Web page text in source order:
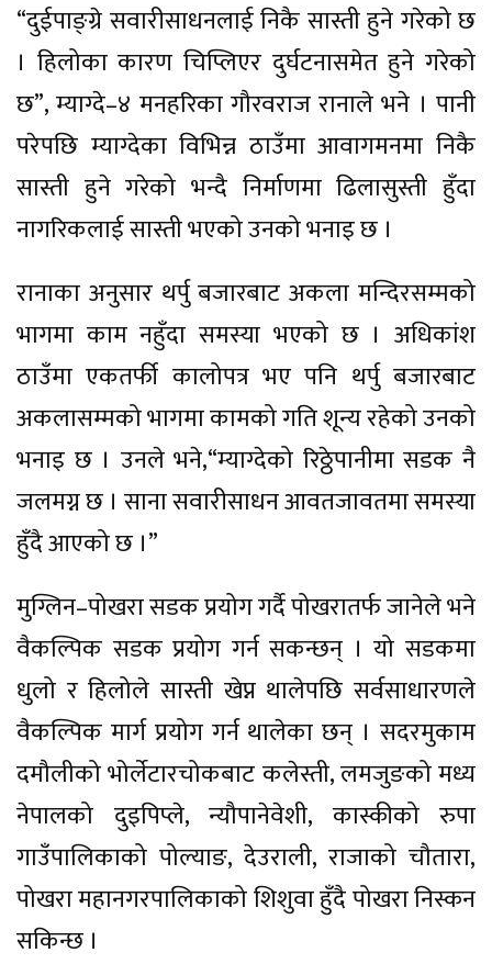
“दुईपाङ्ग्रे सवारीसाधनलाई निकै सास्ती हुने गरेको छ
। हिलोका कारण चिप्लिएर दुर्घटनासमेत हुने गरेको
छ”, म्याग्दे–४ मनहरिका गौरवराज रानाले भने । पानी
परेपछि म्याग्देका विभिन्न ठाउँमा आवागमनमा निकै
सास्ती हुने गरेको भन्दै निर्माणमा ढिलासुस्ती हुँदा
नागरिकलाई सास्ती भएको उनको भनाइ छ ।
रानाका अनुसार थर्पु बजारबाट अकला मन्दिरसम्मको
भागमा काम नहुँदा समस्या भएको छ । अधिकांश
ठाउँमा एकतर्फी कालोपत्र भए पनि थर्पु बजारबाट
अकलासम्मको भागमा कामको गति शून्य रहेको उनको
भनाइ छ । उनले भने,“म्याग्देको रिठ्ठेपानीमा सडक नै
जलमग्न छ । साना सवारीसाधन आवतजावतमा समस्या
हुँदै आएको छ ।”
मुग्लिन–पोखरा सडक प्रयोग गर्दै पोखरातर्फ जानेले भने
वैकल्पिक सडक प्रयोग गर्न सकन्छन् । यो सडकमा
धुलो र हिलोले सास्ती खेप्न थालेपछि सर्वसाधारणले
वैकल्पिक मार्ग प्रयोग गर्न थालेका छन् । सदरमुकाम
दमौलीको भोर्लेटारचोकबाट कलेस्ती, लमजुङको मध्य
नेपालको दुइपिप्ले, न्यौपानेवेशी, कास्कीको रुपा
गाउँपालिकाको पोल्याङ, देउराली, राजाको चौतारा,
पोखरा महानगरपालिकाको शिशुवा हुँदै पोखरा निस्कन
सकिन्छ ।